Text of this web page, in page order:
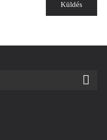
Küldés